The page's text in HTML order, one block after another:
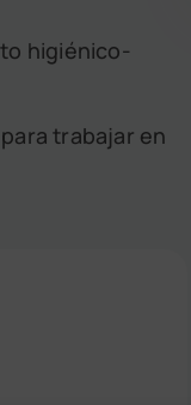
higiénico-
trabajar en